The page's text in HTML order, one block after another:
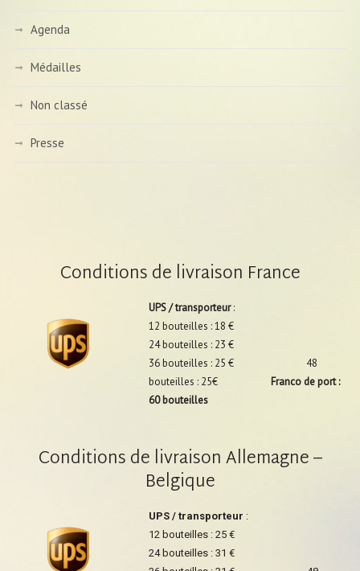
Agenda
Médailles
Non classé
Presse
Conditions de livraison France
UPS / transporteur:
12 bouteilles : 18 €
24 bouteilles : 23 €
36 bouteilles : 25 € 48
bouteilles : 25€
Franco de port :
60 bouteilles
Conditions de livraison Allemagne –
Belgique
UPS / transporteur :
12 bouteilles : 25 €
24 bouteilles : 31 €